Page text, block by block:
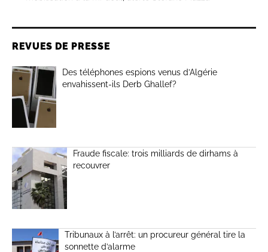
REVUES DE PRESSE
Des téléphones espions venus d’Algérie
envahissent-ils Derb Ghallef?
Fraude fiscale: trois milliards de dirhams à
recouvrer
Tribunaux à l’arrêt: un procureur général tire la
sonnette d’alarme